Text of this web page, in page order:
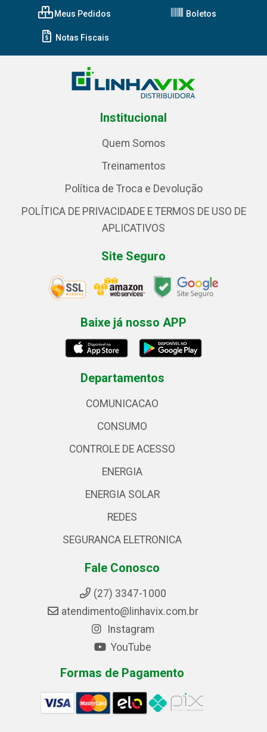
Meus Pedidos Boletos
Notas Fiscais
Institucional
Quem Somos
Treinamentos
Política de Troca e Devolução
POLÍTICA DE PRIVACIDADE E TERMOS DE USO DE
APLICATIVOS
Site Seguro
Baixe já nosso APP
Departamentos
COMUNICACAO
CONSUMO
CONTROLE DE ACESSO
ENERGIA
ENERGIA SOLAR
REDES
SEGURANCA ELETRONICA
Fale Conosco
(27) 3347-1000
atendimento@linhavix.com.br
Instagram
YouTube
Formas de Pagamento